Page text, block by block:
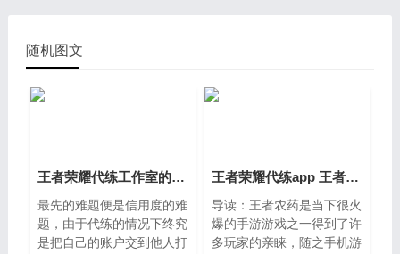
随机图文
王者荣耀代练工作室的信誉度可靠 代练通和代练妈妈那个好
最先的难题便是信用度的难
题，由于代练的情况下终究
是把自己的账户交到他人打
王者荣耀代练app 王者荣耀代练平台苹果安卓接单APP那个靠谱安全
导读：王者农药是当下很火
爆的手游游戏之一得到了许
多玩家的亲睐，随之手机游